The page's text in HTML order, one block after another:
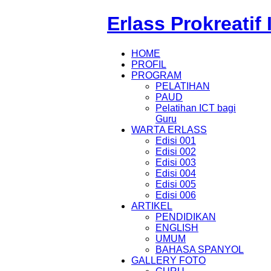
Erlass Prokreatif
HOME
PROFIL
PROGRAM
PELATIHAN
PAUD
Pelatihan ICT bagi
Guru
WARTA ERLASS
Edisi 001
Edisi 002
Edisi 003
Edisi 004
Edisi 005
Edisi 006
ARTIKEL
PENDIDIKAN
ENGLISH
UMUM
BAHASA SPANYOL
GALLERY FOTO